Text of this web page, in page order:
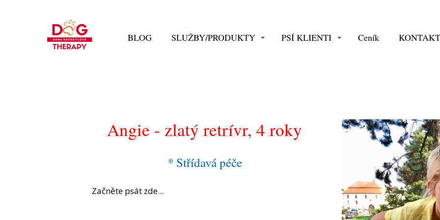
BLOG SLUŽBY/PRODUKTY PSÍ KLIENTI Ceník KONTAKT
Angie - zlatý retrívr, 4 roky
* Střídavá péče
Začněte psát zde...